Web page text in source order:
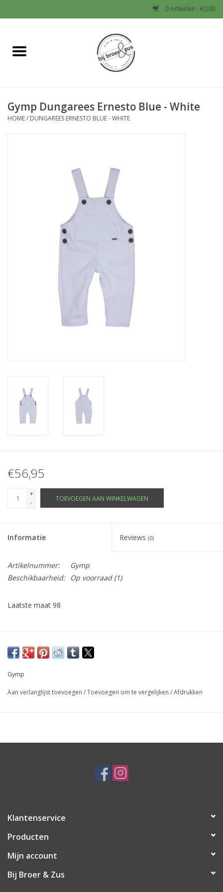
0 Artikelen - €0,00
Home
Baby
Schoenen en Tassen
Gymp Dungarees Ernesto Blue - White
HOME/ DUNGAREES ERNESTO BLUE - WHITE
€56,95
+
-
TOEVOEGEN AAN WINKELWAGEN
Informatie Reviews (0)
Artikelnummer:
Gymp
Beschikbaarheid:
Op voorraad(1)
Laatste maat 98
Gymp
Aan verlanglijst toevoegen /Toevoegen om te vergelijken /Afdrukken
Klantenservice
Producten
Mijn account
Bij Broer & Zus